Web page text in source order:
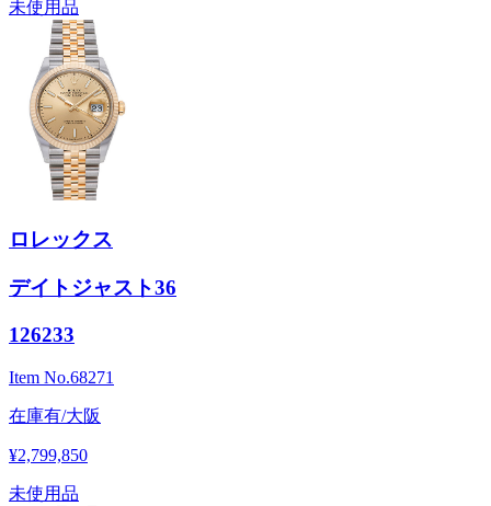
未使用品
ロレックス
デイトジャスト36
126233
Item No.68271
在庫有/大阪
¥2,799,850
未使用品